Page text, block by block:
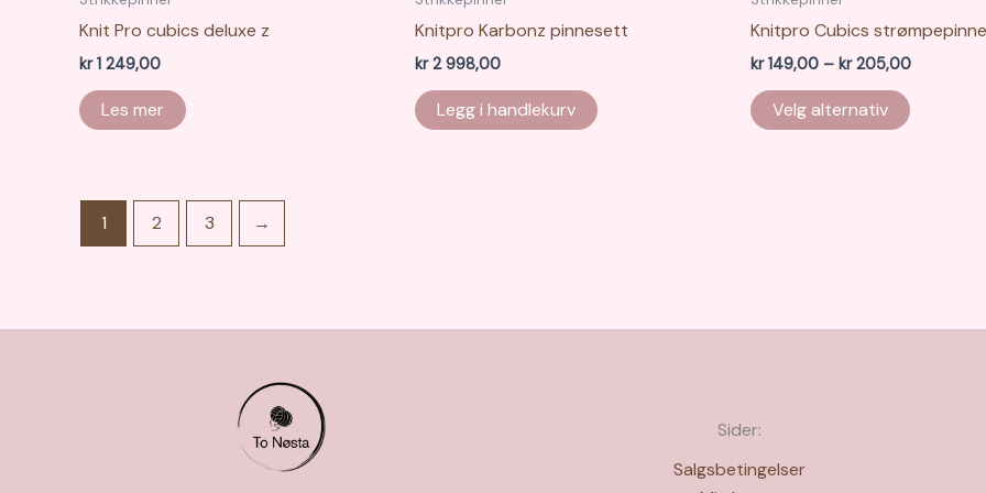
Knit Pro cubics deluxe z
kr1 249,00
Les mer
Knitpro Karbonz pinnesett
kr2 998,00
Legg i handlekurv
Knitpro Cubics
kr149,00 – kr205,00
Velg alternativ
produktet
1 2 3 →
Sider:
Salgsbetingelser